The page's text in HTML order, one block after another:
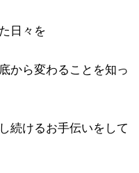
日々を
から変わることを知っ
続けるお手伝いをして